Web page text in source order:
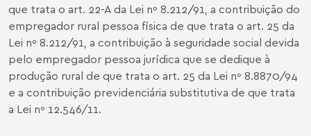
que trata o art. 22-A da Lei nº 8.212/91, a contribuição do
empregador rural pessoa física de que trata o art. 25 da
Lei nº 8.212/91, a contribuição à seguridade social devida
pelo empregador pessoa jurídica que se dedique à
produção rural de que trata o art. 25 da Lei nº 8.8870/94
e a contribuição previdenciária substitutiva de que trata
a Lei nº 12.546/11.